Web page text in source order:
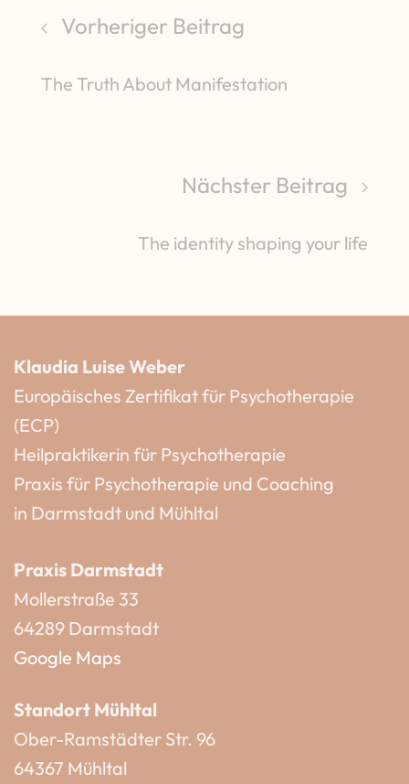
Vorheriger Beitrag
The Truth About Manifestation
Nächster Beitrag
The identity shaping your life
Klaudia Luise Weber
Europäisches Zertifikat für Psychotherapie
(ECP)
Heilpraktikerin für Psychotherapie
Praxis für Psychotherapie und Coaching
in Darmstadt und Mühltal
Praxis Darmstadt
Mollerstraße 33
64289 Darmstadt
Google Maps
Standort Mühltal
Ober-Ramstädter Str. 96
64367 Mühltal